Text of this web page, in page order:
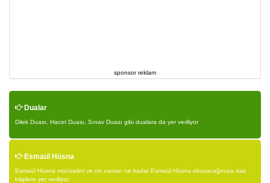
sponsor reklam
Dualar
Dilek Duası, Hacet Duası, Sınav Duası gibi dualara da yer veriliyor
Esmaül Hüsna
Esmaül Hüsna mücizeleri ve ne zaman ne kadar Esmaül Hüsna okuyacağınıza dair
bilgilere yer veriliyor